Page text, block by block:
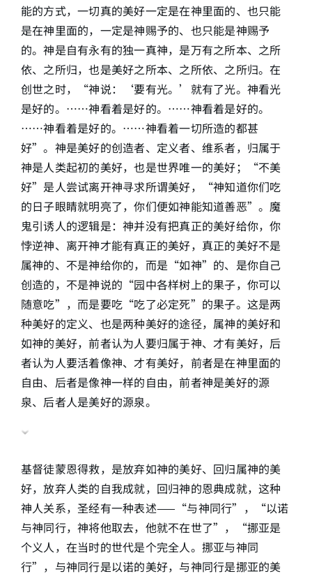
能的方式，一切真的美好一定是在神里面的、也只能
是在神里面的，一定是神赐予的、也只能是神赐予
的。神是自有永有的独一真神，是万有之所本、之所
依、之所归，也是美好之所本、之所依、之所归。在
创世之时，“神说：‘要有光。’就有了光。神看光
是好的。……神看着是好的。……神看着是好的。
……神看着是好的。……神看着一切所造的都甚
好”。神是美好的创造者、定义者、维系者，归属于
神是人类起初的美好，也是世界唯一的美好；“不美
好”是人尝试离开神寻求所谓美好，“神知道你们吃
的日子眼睛就明亮了，你们便如神能知道善恶”。魔
鬼引诱人的逻辑是：神并没有把真正的美好给你，你
悖逆神、离开神才能有真正的美好，真正的美好不是
属神的、不是神给你的，而是“如神”的、是你自己
创造的，不是神说的“园中各样树上的果子，你可以
随意吃”，而是要吃“吃了必定死”的果子。这是两
种美好的定义、也是两种美好的途径，属神的美好和
如神的美好，前者认为人要归属于神、才有美好，后
者认为人要活着像神、才有美好，前者是在神里面的
自由、后者是像神一样的自由，前者神是美好的源
泉、后者人是美好的源泉。
基督徒蒙恩得救，是放弃如神的美好、回归属神的美
好，放弃人类的自我成就，回归神的恩典成就，这种
神人关系，圣经有一种表述——“与神同行”，“以诺
与神同行，神将他取去，他就不在世了”，“挪亚是
个义人，在当时的世代是个完全人。挪亚与神同
行”，与神同行是以诺的美好，与神同行是挪亚的美